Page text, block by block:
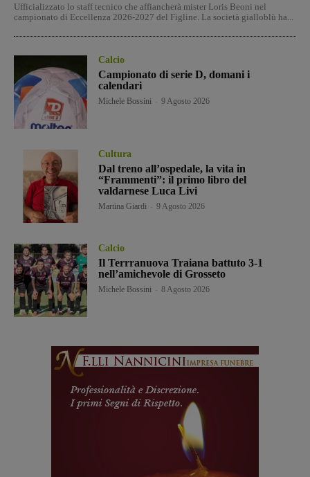
Ufficializzato lo staff tecnico che affiancherà mister Loris Beoni nel
campionato di Eccellenza 2026-2027 del Figline. La società gialloblù ha...
Calcio
Campionato di serie D, domani i
calendari
Michele Bossini 9 Agosto 2026
Cultura
Dal treno all’ospedale, la vita in
“Frammenti”: il primo libro del
valdarnese Luca Livi
Martina Giardi 9 Agosto 2026
Calcio
Il Terrranuova Traiana battuto 3-1
nell’amichevole di Grosseto
Michele Bossini 8 Agosto 2026